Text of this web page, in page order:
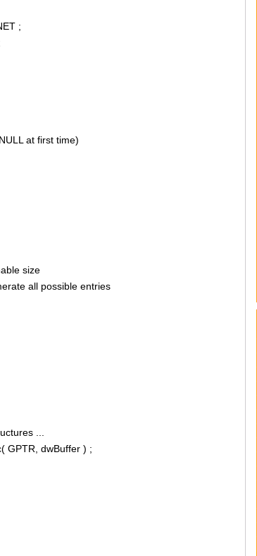
;
at first time)
size
all possible entries
...
GPTR, dwBuffer ) ;